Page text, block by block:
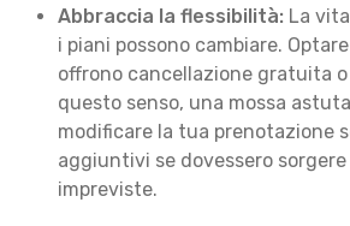
Abbraccia la flessibilità: La
i piani possono cambiare.
offrono cancellazione gratuita o
questo senso, una mossa
modificare la tua prenotazione
aggiuntivi se dovessero
impreviste.